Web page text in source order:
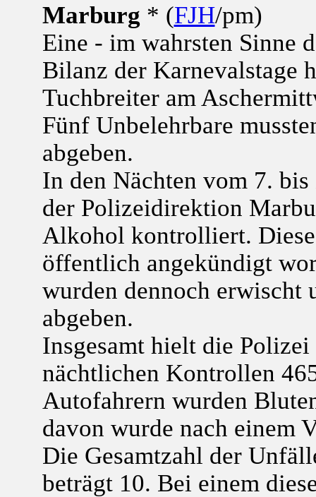
Marburg * (FJH/pm)
Eine - im wahrsten Sinne
Bilanz der Karnevalstage
Tuchbreiter am
Fünf Unbelehrbare
abgeben.
In den Nächten vom 7.
der Polizeidirektion
Alkohol kontrolliert.
öffentlich angekündigt
wurden dennoch erwischt
abgeben.
Insgesamt hielt die
nächtlichen Kontrollen
Autofahrern wurden
davon wurde nach einem
Die Gesamtzahl der
beträgt 10. Bei einem